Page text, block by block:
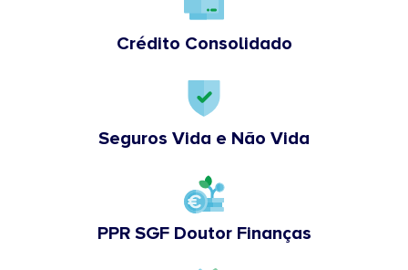
Crédito Consolidado
Seguros Vida e Não Vida
PPR SGF Doutor Finanças